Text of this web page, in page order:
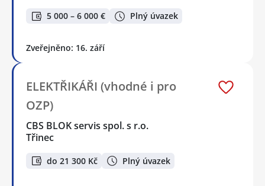
5 000 – 6 000 € Plný úvazek
Zveřejněno: 16. září
ELEKTŘIKÁŘI (vhodné i pro
OZP)
CBS BLOK servis spol. s r.o.
Třinec
do 21 300 Kč Plný úvazek